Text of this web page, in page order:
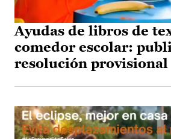
Ayudas de libros de
comedor escolar:
resolución provisional